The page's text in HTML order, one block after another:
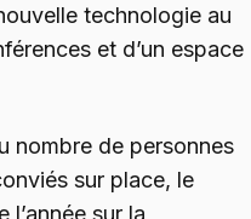
technologie au
et d’un espace
nombre de personnes
sur place, le
l’année sur la